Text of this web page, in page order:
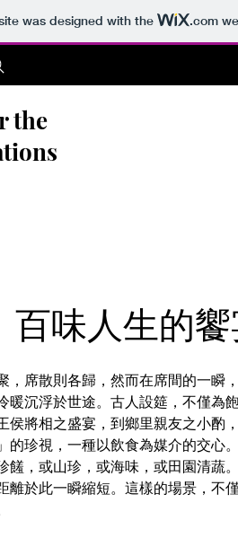
was designed with the .com
the
百味人生的
，席散則各歸，然而在席間的一瞬
暖沉浮於世途。古人設筵，不僅為
侯將相之盛宴，到鄉里親友之小酌
的珍視，一種以飲食為媒介的交心
饈，或山珍，或海味，或田園清蔬
離於此一瞬縮短。這樣的場景，不